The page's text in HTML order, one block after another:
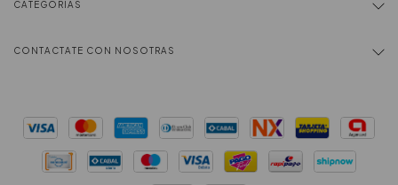
CATEGORÍAS
CONTACTATE CON NOSOTRAS